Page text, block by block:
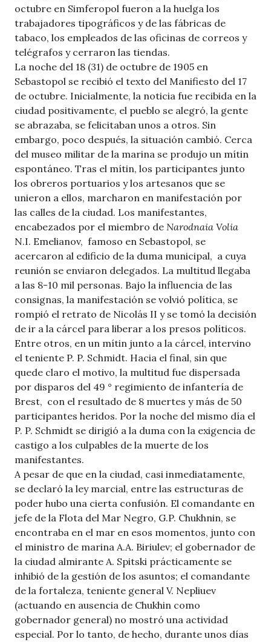
octubre en Simferopol fueron a la huelga los
trabajadores tipográficos y de las fábricas de
tabaco, los empleados de las oficinas de correos y
telégrafos y cerraron las tiendas.
La noche del 18 (31) de octubre de 1905 en
Sebastopol se recibió el texto del Manifiesto del 17
de octubre. Inicialmente, la noticia fue recibida en la
ciudad positivamente, el pueblo se alegró, la gente
se abrazaba, se felicitaban unos a otros. Sin
embargo, poco después, la situación cambió. Cerca
del museo militar de la marina se produjo un mítin
espontáneo. Tras el mítin, los participantes junto
los obreros portuarios y los artesanos que se
unieron a ellos, marcharon en manifestación por
las calles de la ciudad. Los manifestantes,
encabezados por el miembro de Narodnaia Volia
N.I. Emelianov, famoso en Sebastopol, se
acercaron al edificio de la duma municipal, a cuya
reunión se enviaron delegados. La multitud llegaba
a las 8-10 mil personas. Bajo la influencia de las
consignas, la manifestación se volvió política, se
rompió el retrato de Nicolás II y se tomó la decisión
de ir a la cárcel para liberar a los presos políticos.
Entre otros, en un mítin junto a la cárcel, intervino
el teniente P. P. Schmidt. Hacia el final, sin que
quede claro el motivo, la multitud fue dispersada
por disparos del 49 ° regimiento de infantería de
Brest, con el resultado de 8 muertes y más de 50
participantes heridos. Por la noche del mismo día el
P. P. Schmidt se dirigió a la duma con la exigencia de
castigo a los culpables de la muerte de los
manifestantes.
A pesar de que en la ciudad, casi inmediatamente,
se declaró la ley marcial, entre las estructuras de
poder hubo una cierta confusión. El comandante en
jefe de la Flota del Mar Negro, G.P. Chukhnin, se
encontraba en el mar en esos momentos, junto con
el ministro de marina A.A. Biriulev; el gobernador de
la ciudad almirante A. Spitski prácticamente se
inhibió de la gestión de los asuntos; el comandante
de la fortaleza, teniente general V. Nepliuev
(actuando en ausencia de Chukhin como
gobernador general) no mostró una actividad
especial. Por lo tanto, de hecho, durante unos días